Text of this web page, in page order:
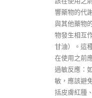
響藥物的代
與其他藥物
物發生相互
甘油）。這
在使用之前
過敏反應：
敏，應該避
括皮膚紅腫